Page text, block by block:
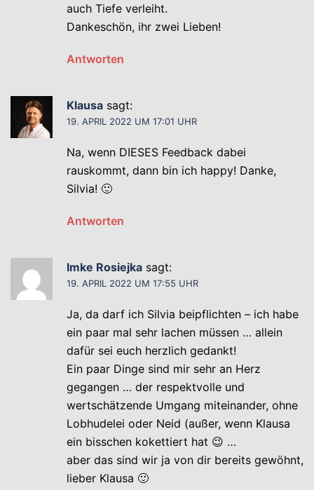
auch Tiefe verleiht.
Dankeschön, ihr zwei Lieben!
Antworten
Klausa sagt:
19. APRIL 2022 UM 17:01 UHR
Na, wenn DIESES Feedback dabei
rauskommt, dann bin ich happy! Danke,
Silvia! 🙂
Antworten
Imke Rosiejka sagt:
19. APRIL 2022 UM 17:55 UHR
Ja, da darf ich Silvia beipflichten – ich habe
ein paar mal sehr lachen müssen … allein
dafür sei euch herzlich gedankt!
Ein paar Dinge sind mir sehr an Herz
gegangen … der respektvolle und
wertschätzende Umgang miteinander, ohne
Lobhudelei oder Neid (außer, wenn Klausa
ein bisschen kokettiert hat 😉 …
aber das sind wir ja von dir bereits gewöhnt,
lieber Klausa 🙂